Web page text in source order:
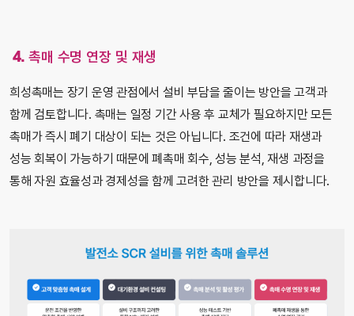
4. 촉매 수명 연장 및 재생
희성촉매는 장기 운영 관점에서 설비 부담을 줄이는 방안을 고객과
함께 검토합니다. 촉매는 일정 기간 사용 후 교체가 필요하지만 모든
촉매가 즉시 폐기 대상이 되는 것은 아닙니다. 조건에 따라 재생과
성능 회복이 가능하기 때문에 폐촉매 회수, 성능 분석, 재생 과정을
통해 자원 효율성과 경제성을 함께 고려한 관리 방안을 제시합니다.